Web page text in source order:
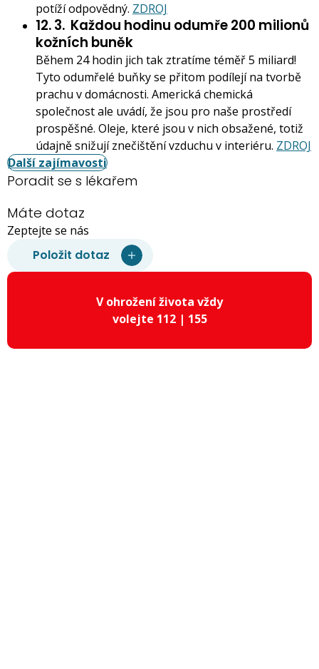
potíží odpovědný. ZDROJ
12. 3. Každou hodinu odumře 200 milionů
kožních buněk
Během 24 hodin jich tak ztratíme téměř 5 miliard!
Tyto odumřelé buňky se přitom podílejí na tvorbě
prachu v domácnosti. Americká chemická
společnost ale uvádí, že jsou pro naše prostředí
prospěšné. Oleje, které jsou v nich obsažené, totiž
údajně snižují znečištění vzduchu v interiéru. ZDROJ
Další zajímavosti
Poradit se s lékařem
Máte dotaz
Zeptejte se nás
Položit dotaz
V ohrožení života vždy
volejte 112 | 155